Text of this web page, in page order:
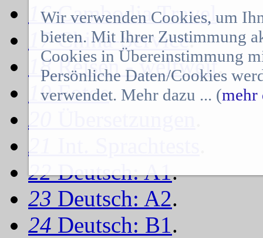
16Cambodia Travel.
17China-Service.
18Reisen - weltweit.
19Fotos.
20
21
22Deutsch: A1.
23 Deutsch: A2.
24 Deutsch: B1.
Wir verwenden Cookies, um
bieten. Mit Ihrer Zustimmung
Cookies in Übereinstimmung
Persönliche Daten/Cookies
verwendet. Mehr dazu ... (mehr